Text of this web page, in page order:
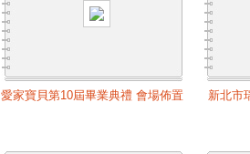
愛家寶貝第10屆畢業典禮 會場佈置 新北市